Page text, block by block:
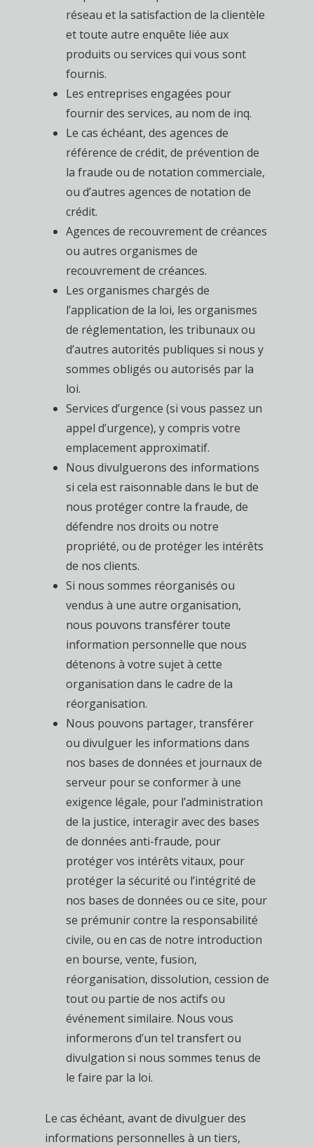
réseau et la satisfaction de la clientèle
et toute autre enquête liée aux
produits ou services qui vous sont
fournis.
Les entreprises engagées pour
fournir des services, au nom de inq.
Le cas échéant, des agences de
référence de crédit, de prévention de
la fraude ou de notation commerciale,
ou d’autres agences de notation de
crédit.
Agences de recouvrement de créances
ou autres organismes de
recouvrement de créances.
Les organismes chargés de
l’application de la loi, les organismes
de réglementation, les tribunaux ou
d’autres autorités publiques si nous y
sommes obligés ou autorisés par la
loi.
Services d’urgence (si vous passez un
appel d’urgence), y compris votre
emplacement approximatif.
Nous divulguerons des informations
si cela est raisonnable dans le but de
nous protéger contre la fraude, de
défendre nos droits ou notre
propriété, ou de protéger les intérêts
de nos clients.
Si nous sommes réorganisés ou
vendus à une autre organisation,
nous pouvons transférer toute
information personnelle que nous
détenons à votre sujet à cette
organisation dans le cadre de la
réorganisation.
Nous pouvons partager, transférer
ou divulguer les informations dans
nos bases de données et journaux de
serveur pour se conformer à une
exigence légale, pour l’administration
de la justice, interagir avec des bases
de données anti-fraude, pour
protéger vos intérêts vitaux, pour
protéger la sécurité ou l’intégrité de
nos bases de données ou ce site, pour
se prémunir contre la responsabilité
civile, ou en cas de notre introduction
en bourse, vente, fusion,
réorganisation, dissolution, cession de
tout ou partie de nos actifs ou
événement similaire. Nous vous
informerons d’un tel transfert ou
divulgation si nous sommes tenus de
le faire par la loi.
Le cas échéant, avant de divulguer des
informations personnelles à un tiers,